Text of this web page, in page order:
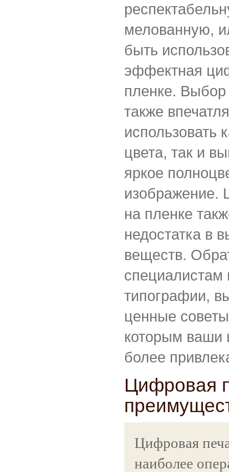
мелованную,
быть
эффектная
пленке. Выбор
также
использовать
цвета, так и
яркое
изображение.
на пленке
недостатка в
веществ.
типографии,
ценные
которым ваши
более
Цифровая
Цифровая
наиболее